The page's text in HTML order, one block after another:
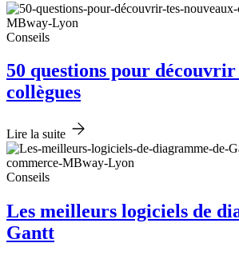
Conseils
50 questions pour découvrir
collègues
Lire la suite
Conseils
Les meilleurs logiciels de
Gantt